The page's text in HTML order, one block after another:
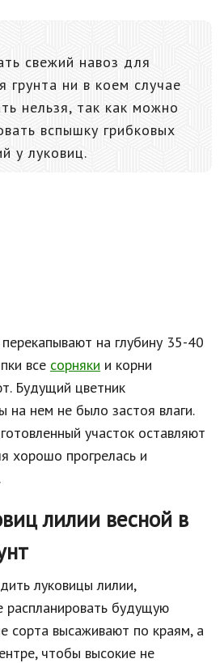
свежий навоз для
грунта ни в коем случае
нельзя, так как можно
вспышку грибковых
у луковиц.
на глубину 35-40
все сорняки и корни
Будущий цветник
на нем не было застоя влаги.
участок оставляют
хорошо прогрелась и
лилии весной в
луковицы лилии,
распланировать будущую
сорта высаживают по краям, а
чтобы высокие не